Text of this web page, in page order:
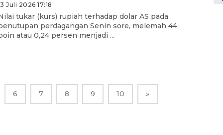
Juli 2026 17:18
tukar (kurs) rupiah terhadap dolar AS pada
perdagangan Senin sore, melemah 44
atau 0,24 persen menjadi ...
6 7 8 9 10 »